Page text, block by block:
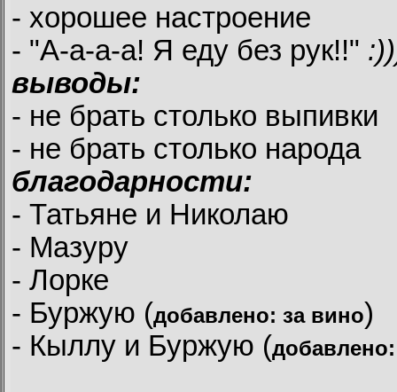
- хорошее настроение
- "А-а-а-а! Я еду без рук!!"
выводы:
- не брать столько выпивки
- не брать столько народа
благодарности:
- Татьяне и Николаю
- Мазуру
- Лорке
- Буржую (добавлено: за вино)
- Кыллу и Буржую (